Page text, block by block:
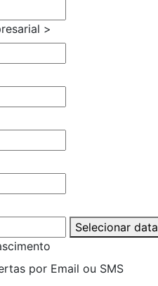
>
Selecionar data
por Email ou SMS